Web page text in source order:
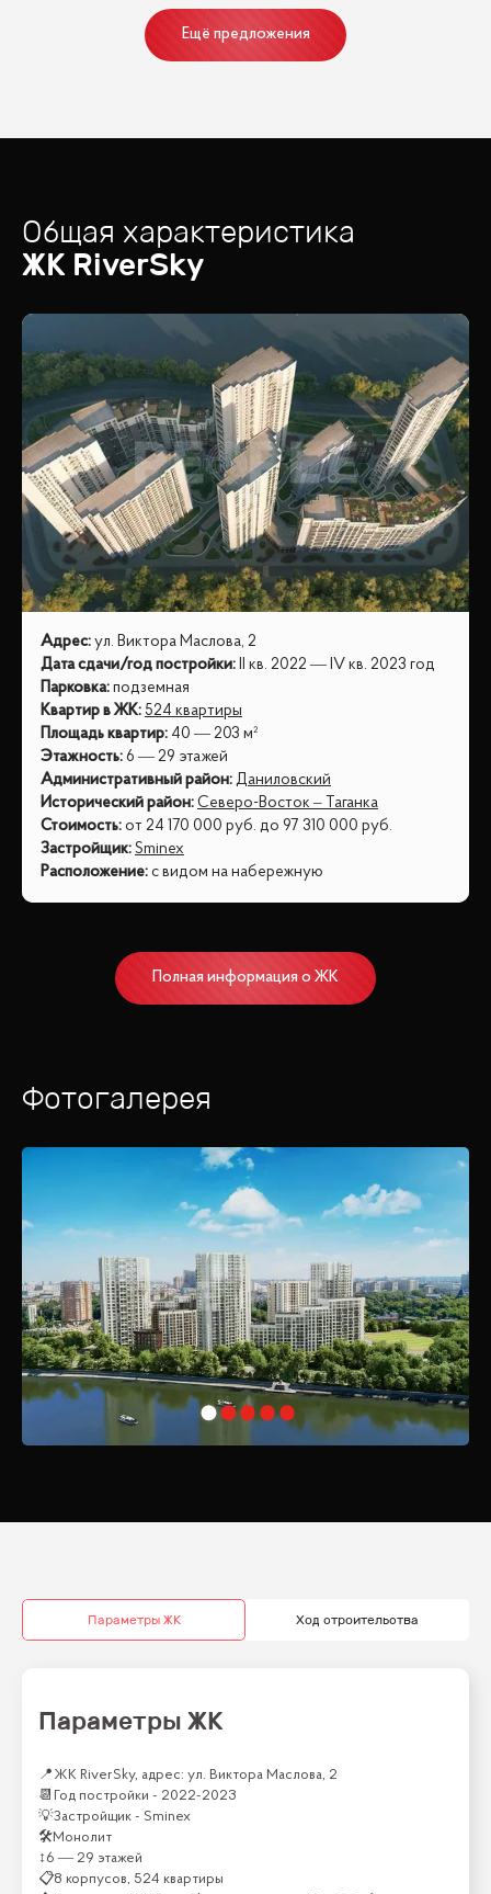
Ещё предложения
Общая характеристика
ЖК RiverSky
Адрес: ул. Виктора Маслова, 2
Дата сдачи/год постройки:
II кв. 2022 — IV кв. 2023 год
Парковка: подземная
Квартир в ЖК: 524 квартиры
Площадь квартир: 40 — 203 м²
Этажность: 6 — 29 этажей
Административный район: Даниловский
Исторический район: Северо-Восток – Таганка
Стоимость: от 24 170 000 руб. до 97 310 000 руб.
Застройщик: Sminex
Расположение: с видом на набережную
Полная информация о ЖК
Фотогалерея
Параметры ЖК Ход строительства
Параметры ЖК
📍 ЖК RiverSky, адрес: ул. Виктора Маслова, 2
📆 Год постройки - 2022-2023
💡Застройщик - Sminex
🛠Монолит
↕ 6 — 29 этажей
📋8 корпусов, 524 квартиры